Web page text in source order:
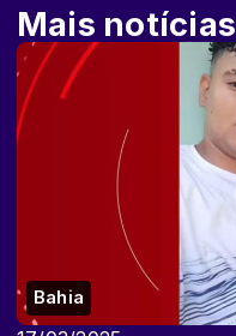
Mais notícias
Bahia